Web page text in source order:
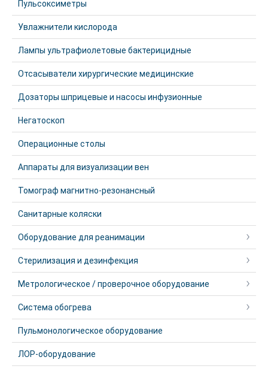
Пульсоксиметры
Увлажнители кислорода
Лампы ультрафиолетовые бактерицидные
Отсасыватели хирургические медицинские
Дозаторы шприцевые и насосы инфузионные
Негатоскоп
Операционные столы
Аппараты для визуализации вен
Томограф магнитно-резонансный
Санитарные коляски
Оборудование для реанимации
Стерилизация и дезинфекция
Метрологическое / проверочное оборудование
Система обогрева
Пульмонологическое оборудование
ЛОР-оборудование